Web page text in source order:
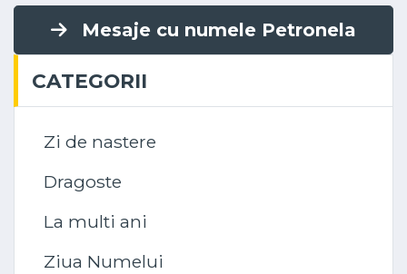
Mesaje cu numele Petronela
CATEGORII
Zi de nastere
Dragoste
La multi ani
Ziua Numelui